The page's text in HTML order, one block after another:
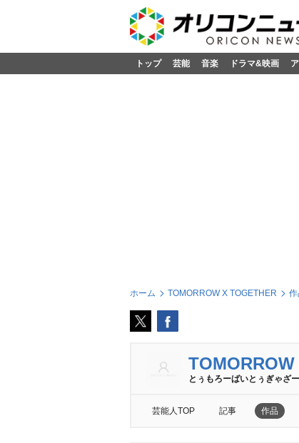
トップ 芸能 音楽 ドラマ&映画
ホーム TOMORROW X TOGETHER 作
とぅもろーばいとぅぎゃざー
芸能人TOP 記事 作品